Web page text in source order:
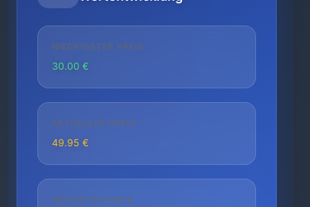
NIEDRIGSTER PREIS
30.00 €
AKTUELLER PREIS
49.95 €
HÖCHSTER PREIS